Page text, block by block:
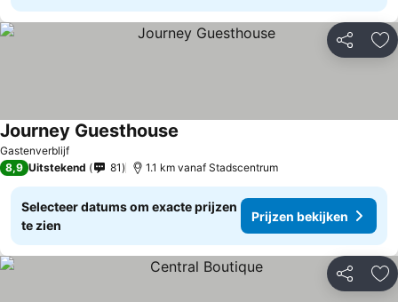
Delen
Gastenverblijf
Journey Guesthouse
8,9 Uitstekend 81 1.1 km vanaf Stadscentrum
Selecteer datums om exacte prijzen
te zien
Prijzen bekijken
Delen